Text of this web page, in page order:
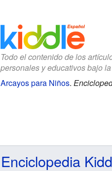
Todo el contenido de los
personales y educativos bajo
Arcayos para Niños.
Enciclopedia